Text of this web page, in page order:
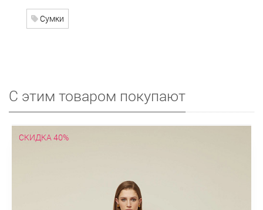
Сумки
С этим товаром покупают
СКИДКА 40%